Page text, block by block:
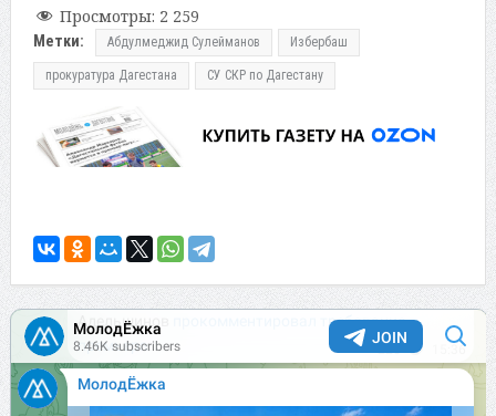
Просмотры: 2 259
Метки: Абдулмеджид Сулейманов Избербаш
прокуратура Дагестана СУ СКР по Дагестану